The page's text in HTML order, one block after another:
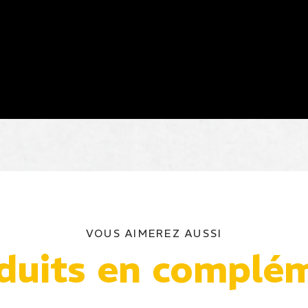
VOUS AIMEREZ AUSSI
en